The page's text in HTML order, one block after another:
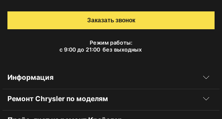
Режим работы:
с 9:00 до 21:00 без выходных
Заказать звонок
Информация
Ремонт Chrysler по моделям